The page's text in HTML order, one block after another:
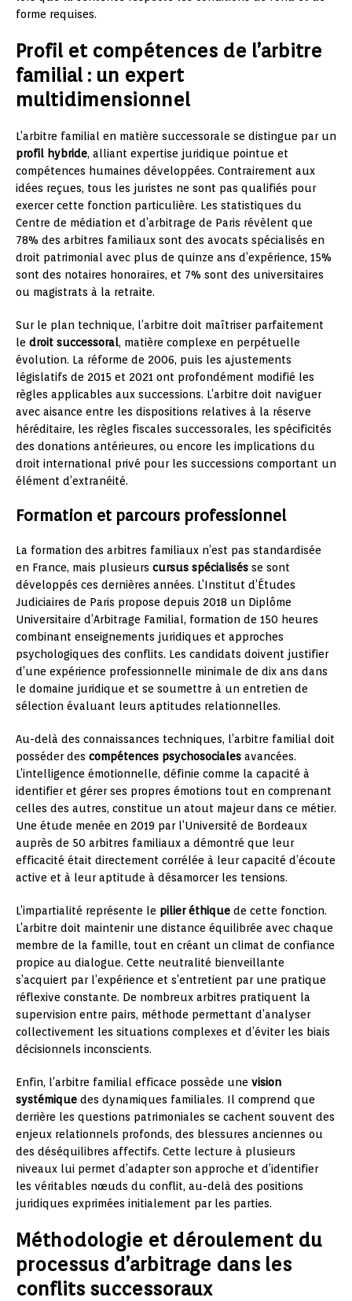
forme requises.
Profil et compétences de l’arbitre
familial : un expert
multidimensionnel
L’arbitre familial en matière successorale se distingue par un
profil hybride, alliant expertise juridique pointue et
compétences humaines développées. Contrairement aux
idées reçues, tous les juristes ne sont pas qualifiés pour
exercer cette fonction particulière. Les statistiques du
Centre de médiation et d’arbitrage de Paris révèlent que
78% des arbitres familiaux sont des avocats spécialisés en
droit patrimonial avec plus de quinze ans d’expérience, 15%
sont des notaires honoraires, et 7% sont des universitaires
ou magistrats à la retraite.
Sur le plan technique, l’arbitre doit maîtriser parfaitement
le droit successoral, matière complexe en perpétuelle
évolution. La réforme de 2006, puis les ajustements
législatifs de 2015 et 2021 ont profondément modifié les
règles applicables aux successions. L’arbitre doit naviguer
avec aisance entre les dispositions relatives à la réserve
héréditaire, les règles fiscales successorales, les spécificités
des donations antérieures, ou encore les implications du
droit international privé pour les successions comportant un
élément d’extranéité.
Formation et parcours professionnel
La formation des arbitres familiaux n’est pas standardisée
en France, mais plusieurs cursus spécialisés se sont
développés ces dernières années. L’Institut d’Études
Judiciaires de Paris propose depuis 2018 un Diplôme
Universitaire d’Arbitrage Familial, formation de 150 heures
combinant enseignements juridiques et approches
psychologiques des conflits. Les candidats doivent justifier
d’une expérience professionnelle minimale de dix ans dans
le domaine juridique et se soumettre à un entretien de
sélection évaluant leurs aptitudes relationnelles.
Au-delà des connaissances techniques, l’arbitre familial doit
posséder des compétences psychosociales avancées.
L’intelligence émotionnelle, définie comme la capacité à
identifier et gérer ses propres émotions tout en comprenant
celles des autres, constitue un atout majeur dans ce métier.
Une étude menée en 2019 par l’Université de Bordeaux
auprès de 50 arbitres familiaux a démontré que leur
efficacité était directement corrélée à leur capacité d’écoute
active et à leur aptitude à désamorcer les tensions.
L’impartialité représente le pilier éthique de cette fonction.
L’arbitre doit maintenir une distance équilibrée avec chaque
membre de la famille, tout en créant un climat de confiance
propice au dialogue. Cette neutralité bienveillante
s’acquiert par l’expérience et s’entretient par une pratique
réflexive constante. De nombreux arbitres pratiquent la
supervision entre pairs, méthode permettant d’analyser
collectivement les situations complexes et d’éviter les biais
décisionnels inconscients.
Enfin, l’arbitre familial efficace possède une vision
systémique des dynamiques familiales. Il comprend que
derrière les questions patrimoniales se cachent souvent des
enjeux relationnels profonds, des blessures anciennes ou
des déséquilibres affectifs. Cette lecture à plusieurs
niveaux lui permet d’adapter son approche et d’identifier
les véritables nœuds du conflit, au-delà des positions
juridiques exprimées initialement par les parties.
Méthodologie et déroulement du
processus d’arbitrage dans les
conflits successoraux